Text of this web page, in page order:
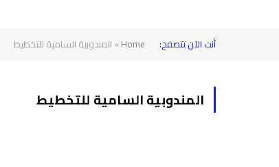
أنت الآن تتصفح: Home
» المندوبية السامية للتخطيط
المندوبية السامية للتخطيط